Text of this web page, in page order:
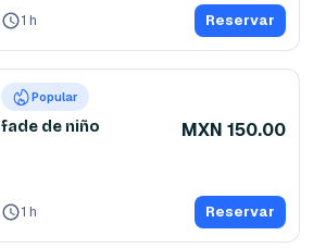
1 h Reservar
Popular
fade de niño MXN 150.00
1 h Reservar